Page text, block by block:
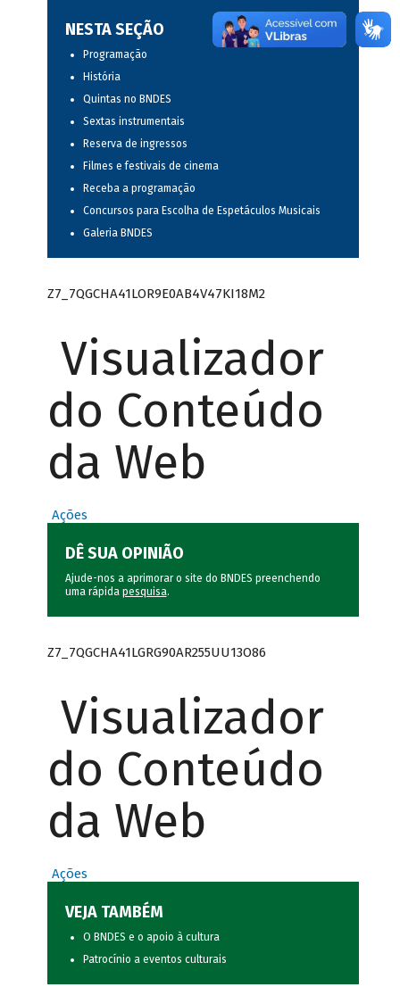
NESTA SEÇÃO
Programação
História
Quintas no BNDES
Sextas instrumentais
Reserva de ingressos
Filmes e festivais de cinema
Receba a programação
Concursos para Escolha de Espetáculos Musicais
Galeria BNDES
Z7_7QGCHA41LOR9E0AB4V47KI18M2
Visualizador
do Conteúdo
da Web
Ações
DÊ SUA OPINIÃO
Ajude-nos a aprimorar o site do BNDES preenchendo
uma rápida pesquisa.
Z7_7QGCHA41LGRG90AR255UU13O86
Visualizador
do Conteúdo
da Web
Ações
VEJA TAMBÉM
O BNDES e o apoio à cultura
Patrocínio a eventos culturais